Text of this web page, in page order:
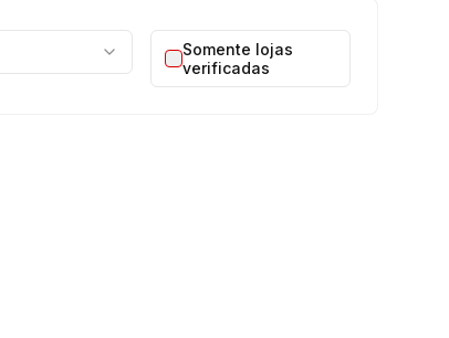
Somente lojas
verificadas